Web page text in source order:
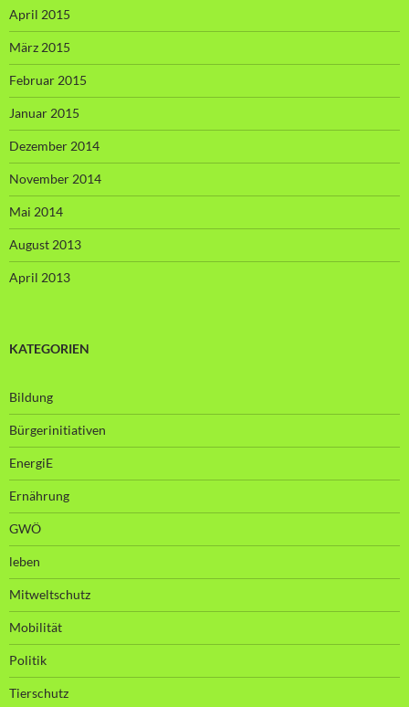
April 2015
März 2015
Februar 2015
Januar 2015
Dezember 2014
November 2014
Mai 2014
August 2013
April 2013
KATEGORIEN
Bildung
Bürgerinitiativen
EnergiE
Ernährung
GWÖ
leben
Mitweltschutz
Mobilität
Politik
Tierschutz